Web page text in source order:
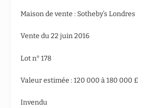
Maison de vente : Sotheby’s Londres
Vente du 22 juin 2016
Lot n° 178
Valeur estimée : 120 000 à 180 000 £
Invendu